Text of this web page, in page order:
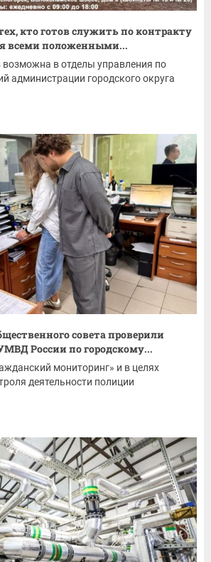
кто готов служить по контракту
всеми положенными...
в отделы управления по
администрации городского округа
совета проверили
России по городскому...
мониторинг» и в целях
деятельности полиции